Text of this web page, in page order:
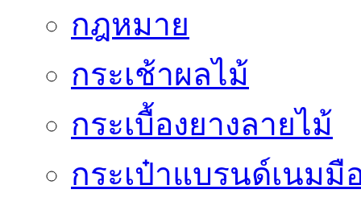
กฎหมาย
กระเช้าผลไม้
กระเบื้องยางลายไม้
กระเป๋าแบรนด์เนมมื